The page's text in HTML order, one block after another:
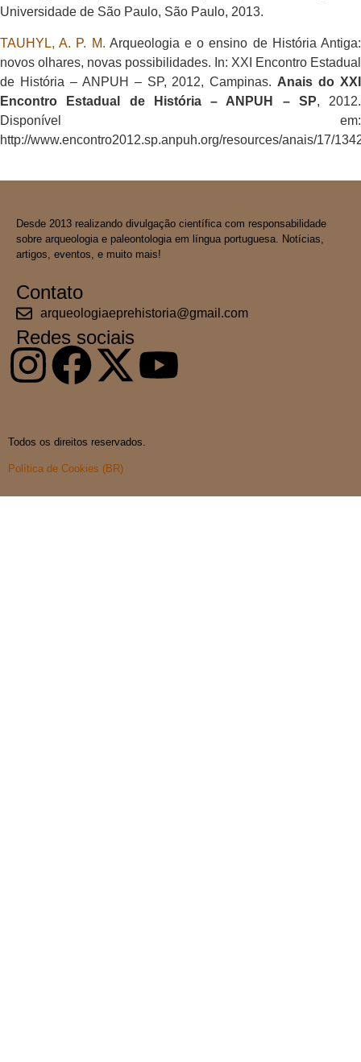
Universidade de São Paulo, São Paulo, 2013.
TAUHYL, A. P. M. Arqueologia e o ensino de História Antiga:
novos olhares, novas possibilidades. In: XXI Encontro Estadual
de História – ANPUH – SP, 2012, Campinas. Anais do XXI
Encontro Estadual de História – ANPUH – SP, 2012.
Disponível em:
http://www.encontro2012.sp.anpuh.org/resources/anais/17/
Desde 2013 realizando divulgação científica com responsabilidade
sobre arqueologia e paleontologia em língua portuguesa. Notícias,
artigos, eventos, e muito mais!
Contato
arqueologiaeprehistoria@gmail.com
Redes sociais
Todos os direitos reservados.
Política de Cookies (BR)